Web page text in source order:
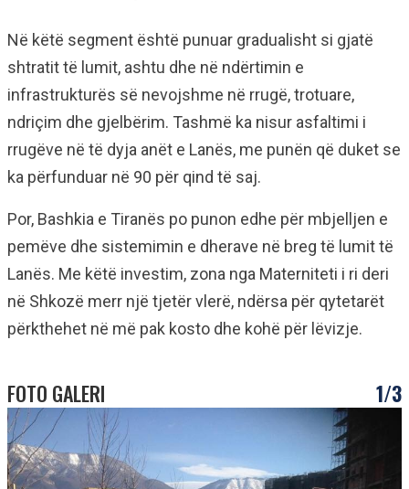
Në këtë segment është punuar gradualisht si gjatë
shtratit të lumit, ashtu dhe në ndërtimin e
infrastrukturës së nevojshme në rrugë, trotuare,
ndriçim dhe gjelbërim. Tashmë ka nisur asfaltimi i
rrugëve në të dyja anët e Lanës, me punën që duket se
ka përfunduar në 90 për qind të saj.
Por, Bashkia e Tiranës po punon edhe për mbjelljen e
pemëve dhe sistemimin e dherave në breg të lumit të
Lanës. Me këtë investim, zona nga Materniteti i ri deri
në Shkozë merr një tjetër vlerë, ndërsa për qytetarët
përkthehet në më pak kosto dhe kohë për lëvizje.
FOTO GALERI 1/3